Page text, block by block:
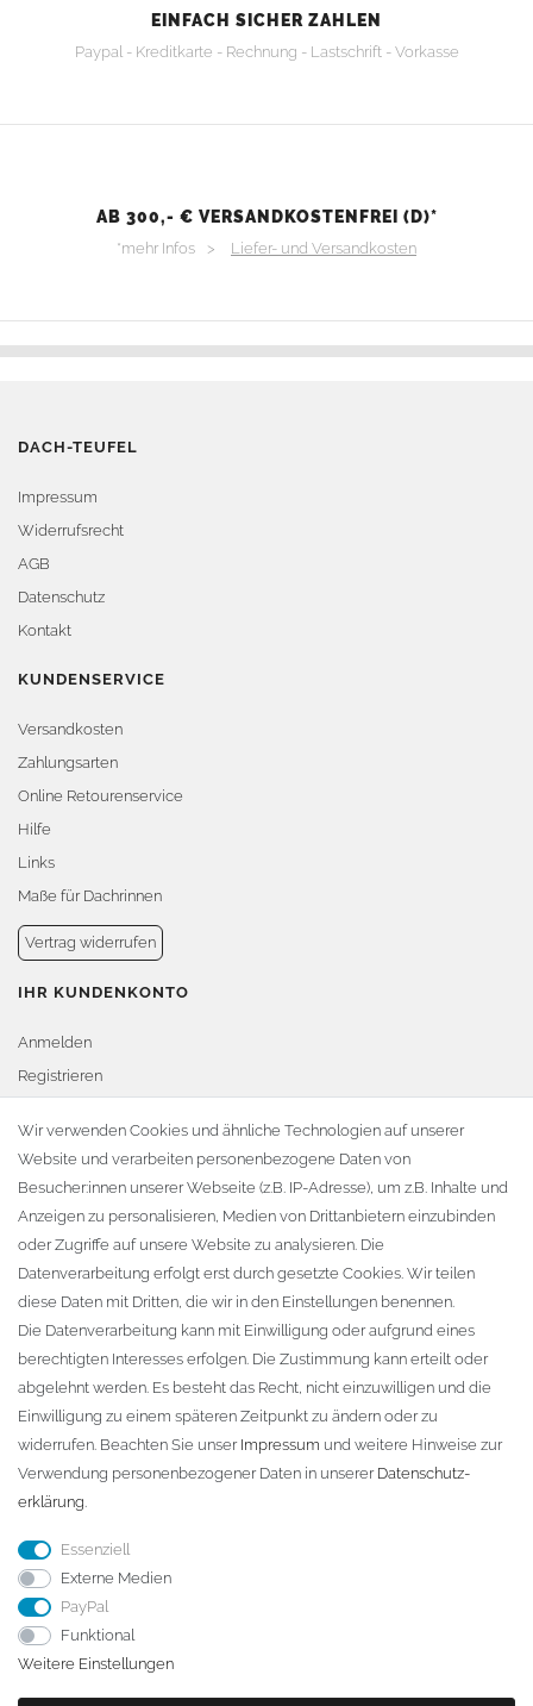
EINFACH SICHER ZAHLEN
Paypal - Kreditkarte - Rechnung - Lastschrift - Vorkasse
AB 300,- € VERSANDKOSTENFREI (D)*
*mehr Infos > Liefer- und Versandkosten
DACH-TEUFEL
Impressum
Widerrufsrecht
AGB
Datenschutz
Kontakt
KUNDENSERVICE
Versandkosten
Zahlungsarten
Online Retourenservice
Hilfe
Links
Maße für Dachrinnen
Vertrag widerrufen
IHR KUNDENKONTO
Anmelden
Registrieren
Warenkorb
Zur Kasse
KONTAKT
Fa. Steffen Jost
Söbrigener Weg 50
D-01796 Pirna
Telefon:+49 (0)3501 507295
info@dach-teufel.de
Wir verwenden Cookies und ähnliche Technologien auf unserer
Website und verarbeiten personenbezogene Daten von
Besucher:innen unserer Webseite (z.B. IP-Adresse), um z.B. Inhalte und
Anzeigen zu personalisieren, Medien von Drittanbietern einzubinden
oder Zugriffe auf unsere Website zu analysieren. Die
Datenverarbeitung erfolgt erst durch gesetzte Cookies. Wir teilen
diese Daten mit Dritten, die wir in den Einstellungen benennen.
Die Datenverarbeitung kann mit Einwilligung oder aufgrund eines
berechtigten Interesses erfolgen. Die Zustimmung kann erteilt oder
abgelehnt werden. Es besteht das Recht, nicht einzuwilligen und die
Einwilligung zu einem späteren Zeitpunkt zu ändern oder zu
widerrufen. Beachten Sie unser Impressum und weitere Hinweise zur
Verwendung personenbezogener Daten in unserer Daten­schutz­
erklärung.
Essenziell
Externe Medien
PayPal
Funktional
Weitere Einstellungen